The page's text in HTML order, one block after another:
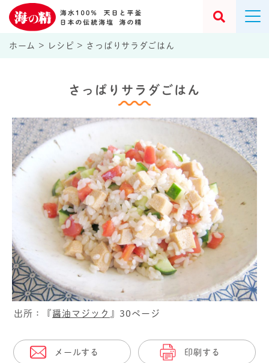
ホーム > レシピ > さっぱりサラダごはん
さっぱりサラダごはん
出所：『 醤油マジック 』30ページ
メールする 印刷する